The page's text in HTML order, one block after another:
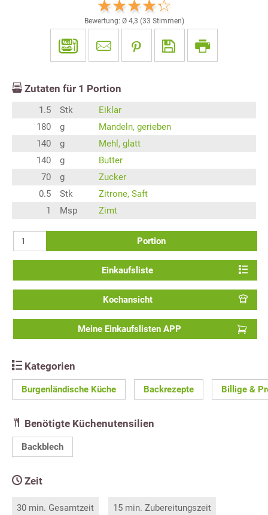
Bewertung: Ø 4,3 (33 Stimmen)
Zutaten für 1 Portion
1.5 Stk
Eiklar
180
g
Mandeln, gerieben
140
g
Mehl, glatt
140
g
Butter
70
g
Zucker
0.5
Stk
Zitrone, Saft
1
Msp Zimt
Portion
Einkaufsliste
Kochansicht
Meine Einkaufslisten APP
Kategorien
Burgenländische Küche Backrezepte Billige &
Benötigte Küchenutensilien
Backblech
Zeit
30 min. Gesamtzeit 15 min. Zubereitungszeit